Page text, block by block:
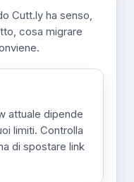
Cutt.ly ha senso,
cosa migrare
attuale dipende
limiti. Controlla
di spostare link